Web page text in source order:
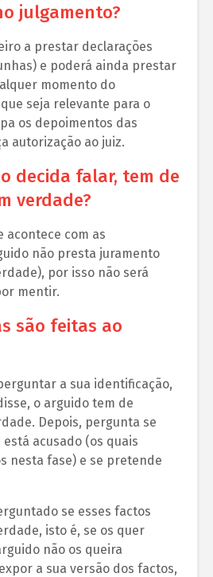
julgamento?
a prestar declarações
e poderá ainda prestar
momento do
seja relevante para o
os depoimentos das
autorização ao juiz.
decida falar, tem de
verdade?
acontece com as
não presta juramento
por isso não será
mentir.
são feitas ao
a sua identificação,
o arguido tem de
Depois, pergunta se
acusado (os quais
nesta fase) e se pretende
se esses factos
isto é, se os quer
não os queira
a sua versão dos factos,